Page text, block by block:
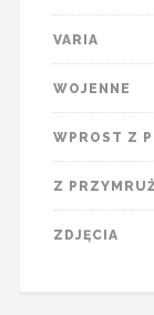
VARIA
WOJENNE
WPROST Z
Z
ZDJĘCIA